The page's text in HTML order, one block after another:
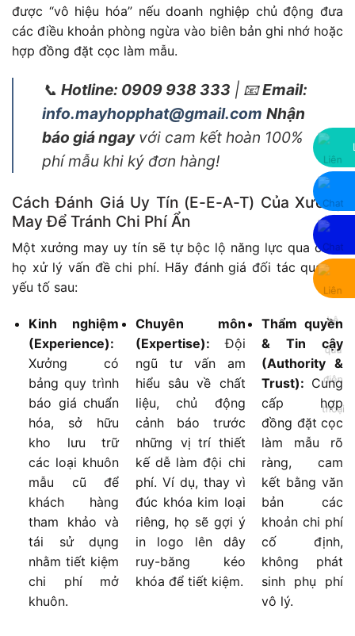
được “vô hiệu hóa” nếu doanh nghiệp chủ động đưa
các điều khoản phòng ngừa vào biên bản ghi nhớ hoặc
hợp đồng đặt cọc làm mẫu.
📞 Hotline: 0909 938 333 | 📧Email:
info.mayhopphat@gmail.com Nhận
báo giá ngayvới cam kết hoàn 100%
phí mẫu khi ký đơn hàng!
Cách Đánh Giá Uy Tín (E-E-A-T) Của Xưởng
May Để Tránh Chi Phí Ẩn
Một xưởng may uy tín sẽ tự bộc lộ năng lực qua cách
họ xử lý vấn đề chi phí. Hãy đánh giá đối tác qua ba
yếu tố sau:
Kinh nghiệm
(Experience):
Xưởng có
bảng quy trình
báo giá chuẩn
hóa, sở hữu
kho lưu trữ
các loại khuôn
mẫu cũ để
khách hàng
tham khảo và
tái sử dụng
nhằm tiết kiệm
chi phí mở
khuôn.
Chuyên môn
(Expertise): Đội
ngũ tư vấn am
hiểu sâu về chất
liệu, chủ động
cảnh báo trước
những vị trí thiết
kế dễ làm đội chi
phí. Ví dụ, thay vì
đúc khóa kim loại
riêng, họ sẽ gợi ý
in logo lên dây
ruy-băng kéo
khóa để tiết kiệm.
Thẩm quyền
& Tin cậy
(Authority &
Trust): Cung
cấp hợp
đồng đặt cọc
làm mẫu rõ
ràng, cam
kết bằng văn
bản các
khoản chi phí
cố định,
không phát
sinh phụ phí
vô lý.